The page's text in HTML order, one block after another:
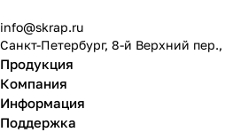
info@skrap.ru
Санкт-Петербург, 8-й Верхний пер.,
Продукция
Компания
Информация
Поддержка